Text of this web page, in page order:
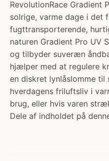
RevolutionRace Gradient
solrige, varme dage i det
fugttransporterende,
naturen Gradient Pro UV
og tilbyder suveræn
hjælper med at regulere
en diskret lynlåslomme
hverdagens friluftsliv i
brug, eller hvis varen
Dele af indholdet på